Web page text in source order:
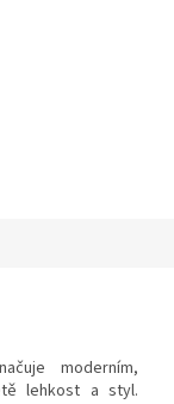
moderním,
lehkost a styl.